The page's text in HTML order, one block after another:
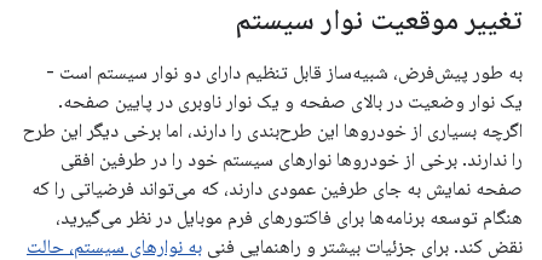
تغییر موقعیت نوار سیستم
به طور پیش‌فرض، شبیه‌ساز قابل تنظیم دارای دو نوار سیستم است -
یک نوار وضعیت در بالای صفحه و یک نوار ناوبری در پایین صفحه.
اگرچه بسیاری از خودروها این طرح‌بندی را دارند، اما برخی دیگر این طرح
را ندارند. برخی از خودروها نوارهای سیستم خود را در طرفین افقی
صفحه نمایش به جای طرفین عمودی دارند، که می‌تواند فرضیاتی را که
هنگام توسعه برنامه‌ها برای فاکتورهای فرم موبایل در نظر می‌گیرید،
نقض کند. برای جزئیات بیشتر و راهنمایی فنی به نوارهای سیستم، حالت